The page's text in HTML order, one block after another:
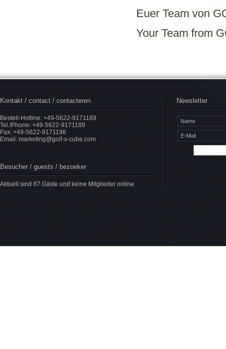
Euer Team von
Your Team from
Kontakt / contact / contacteren
Bestell-Hotline: +49-5622-9171189
Tel./Phone: +49-5622-9171189
Fax: +49-5622-9171198
Email: marketing@golf-x-cube.com
Besucher / guests / bezoeker
Aktuell sind 87 Gäste und keine Mitglieder online
Newsletter